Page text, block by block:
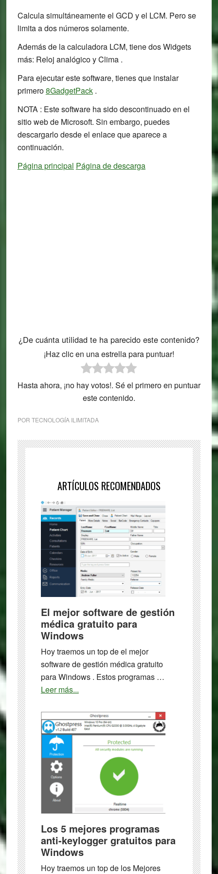
Calcula simultáneamente el GCD y el LCM. Pero se
limita a dos números solamente.
Además de la calculadora LCM, tiene dos Widgets
más: Reloj analógico y Clima .
Para ejecutar este software, tienes que instalar
primero8GadgetPack.
NOTA : Este software ha sido descontinuado en el
sitio web de Microsoft. Sin embargo, puedes
descargarlo desde el enlace que aparece a
continuación.
Página principal Página de descarga
¿De cuánta utilidad te ha parecido este contenido?
¡Haz clic en una estrella para puntuar!
Hasta ahora, ¡no hay votos!. Sé el primero en puntuar
este contenido.
POR TECNOLOGÍA ILIMITADA
ARTÍCULOS RECOMENDADOS
El mejor software de gestión
médica gratuito para
Windows
Hoy traemos un top de el mejor
software de gestión médica gratuito
para Windows . Estos programas …
Leer más...about
mejor
software
gestión
médica
gratuito
Los 5 mejores programas
anti-keylogger gratuitos para
Windows
Hoy traemos un top de los Mejores